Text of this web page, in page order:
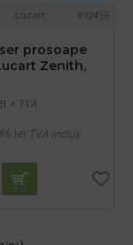
Lucart 892455
prosoape
Zenith,
+ TVA
lei TVA inclus